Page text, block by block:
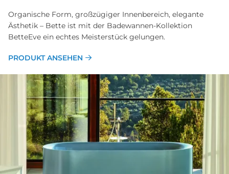
Organische Form, großzügiger Innenbereich, elegante
Ästhetik – Bette ist mit der Badewannen-Kollektion
BetteEve ein echtes Meisterstück gelungen.
PRODUKT ANSEHEN